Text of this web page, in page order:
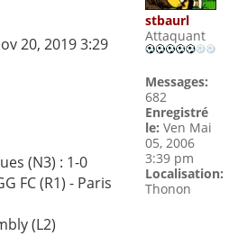
20, 2019 3:29
(N3) : 1-0
FC (R1) - Paris
(L2)
stbaurl
Attaquant
Messages:
682
Enregistré
le: Ven Mai
05, 2006
3:39 pm
Localisation:
Thonon